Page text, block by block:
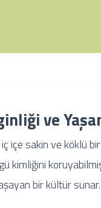
ve
içe sakin ve köklü
kimliğini
bir kültür sunar.